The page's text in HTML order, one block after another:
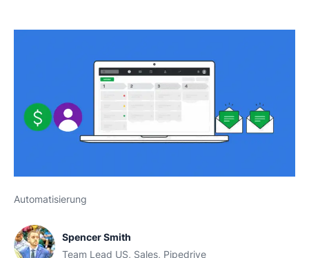
Automatisierung
Spencer Smith
Team Lead US, Sales, Pipedrive